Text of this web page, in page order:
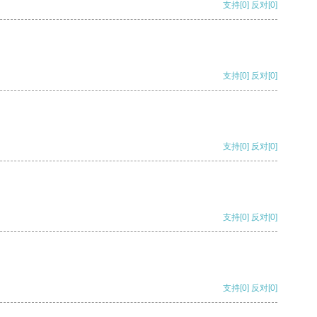
支持[0] 反对[0]
支持[0] 反对[0]
支持[0] 反对[0]
支持[0] 反对[0]
支持[0] 反对[0]